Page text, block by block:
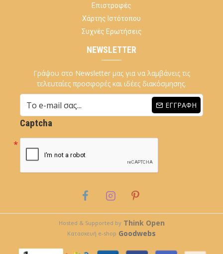
Επιστροφές
Χάρτης Ιστότοπου
Συχνές Ερωτήσεις
NEWSLETTER
Γράψου στο Newsletter μας για να λαμβάνεις τις
τελευταίες προσφορές και ιδέες διακόσμησης.
ΕΓΓΡΑΦΉ
Captcha
Hosted & Supported by Think Open
Κατασκευή e-shop Goodwebs